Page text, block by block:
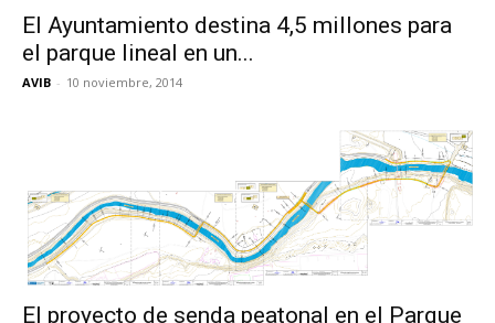
El Ayuntamiento destina 4,5 millones para
el parque lineal en un...
AVIB - 10 noviembre, 2014
El proyecto de senda peatonal en el Parque